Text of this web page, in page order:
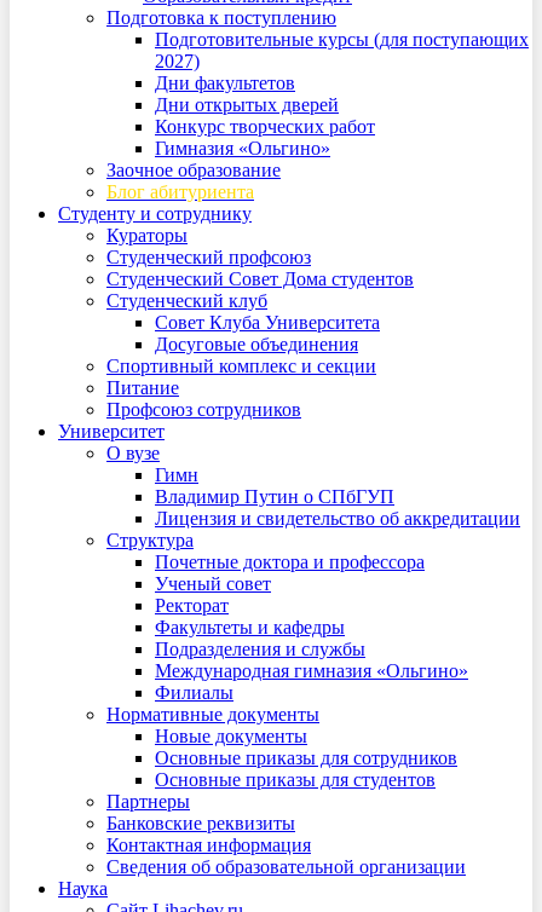
Подготовка к поступлению
Подготовительные курсы (для поступающих
2027)
Дни факультетов
Дни открытых дверей
Конкурс творческих работ
Гимназия «Ольгино»
Заочное образование
Блог абитуриента
Студенту и сотруднику
Кураторы
Студенческий профсоюз
Студенческий Совет Дома студентов
Студенческий клуб
Совет Клуба Университета
Досуговые объединения
Спортивный комплекс и секции
Питание
Профсоюз сотрудников
Университет
О вузе
Гимн
Владимир Путин о СПбГУП
Лицензия и свидетельство об аккредитации
Структура
Почетные доктора и профессора
Ученый совет
Ректорат
Факультеты и кафедры
Подразделения и службы
Международная гимназия «Ольгино»
Филиалы
Нормативные документы
Новые документы
Основные приказы для сотрудников
Основные приказы для студентов
Партнеры
Банковские реквизиты
Контактная информация
Сведения об образовательной организации
Наука